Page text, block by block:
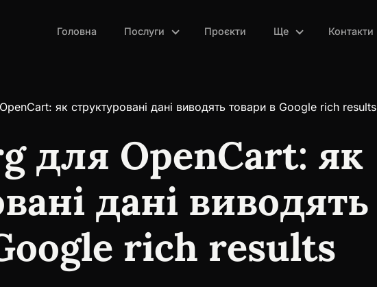
Головна Послуги Проєкти Ще Контакти
як структуровані дані виводять товари в Google rich results
для OpenCart: як
дані виводять
rich results